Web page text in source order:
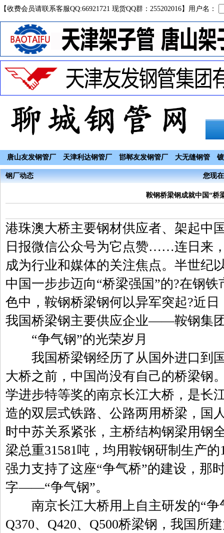
【收费会员请联系客服QQ:66921721 现货QQ群：255202016】用户名：
唐山友发钢管厂 天津利达钢管厂 邯郸友发钢管厂 大无缝钢管
钢厂动态 您现
鞍钢桥梁钢成就中国“桥
港珠澳大桥主要钢材供应者、架起中
日报微信公众号为它点赞……连日来
成为行业和媒体的关注焦点。半世纪
中国一步步迈向“桥梁强国”的?在钢
色中，鞍钢桥梁钢何以异军突起?近
我国桥梁钢主要供应企业——鞍钢集
“争气钢”的光荣岁月
我国桥梁钢经历了从国外进口到
大桥之前，中国尚没有自己的桥梁钢
学进步特等奖的南京长江大桥，是长
造的双层式铁路、公路两用桥梁，国
时中苏关系紧张，主桥结构钢梁用钢
梁总重31581吨，均用鞍钢研制生产
强力支持了这座“争气桥”的建设，那
字——“争气钢”。
南京长江大桥用上自主研发的“争
Q370、Q420、Q500桥梁钢，我国所